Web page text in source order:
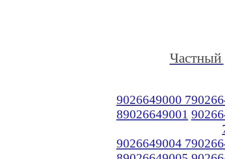
Частный
9026649000
89026649001
9026649004